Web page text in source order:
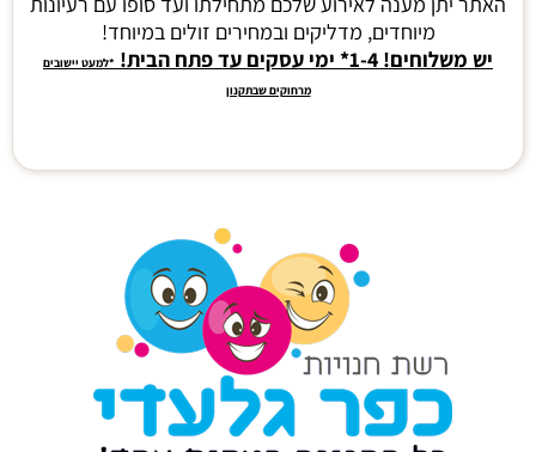
מיוחדים, מדליקים ובמחירים זולים במיוחד!
יש משלוחים! 1-4* ימי עסקים עד פתח הבית!
*למעט יישובים
מרחוקים שבתקנון